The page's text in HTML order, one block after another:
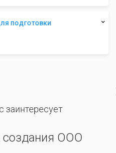
подготовки
заинтересует
создания ООО